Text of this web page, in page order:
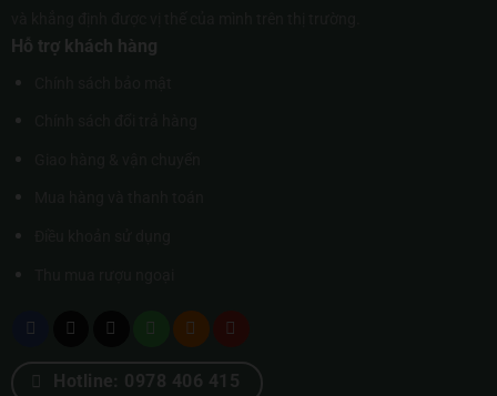
Hỗ trợ khách hàng
Hotline: 0978 406 415